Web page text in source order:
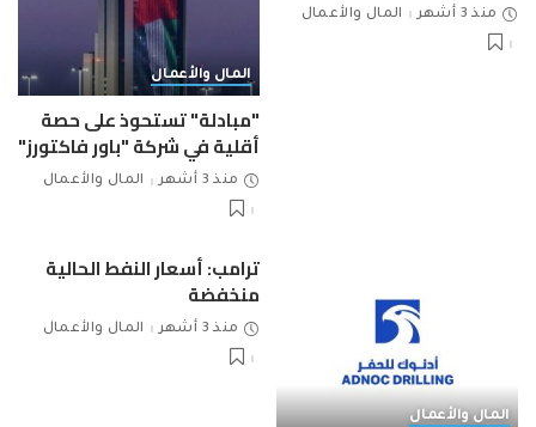
منذ 3 أشهر المال والأعمال
المال والأعمال
"مبادلة" تستحوذ على حصة
أقلية في شركة "باور فاكتورز"
منذ 3 أشهر المال والأعمال
المال والأعمال
ترامب: أسعار النفط الحالية
منخفضة
منذ 3 أشهر المال والأعمال